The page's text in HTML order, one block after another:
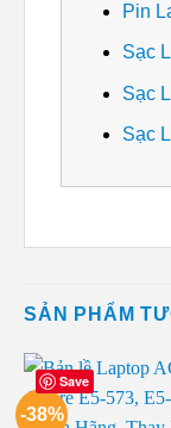
Pin
Sạc
Sạc
Sạc
SẢN PHẨM
Save
-38%